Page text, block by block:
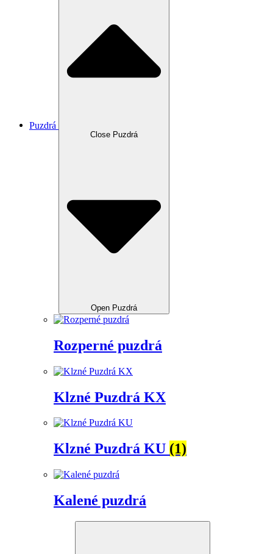
Puzdrá
Close Puzdrá
Open Puzdrá
Rozperné puzdrá
Klzné Puzdrá KX
Klzné Puzdrá KU (1)
Kalené puzdrá